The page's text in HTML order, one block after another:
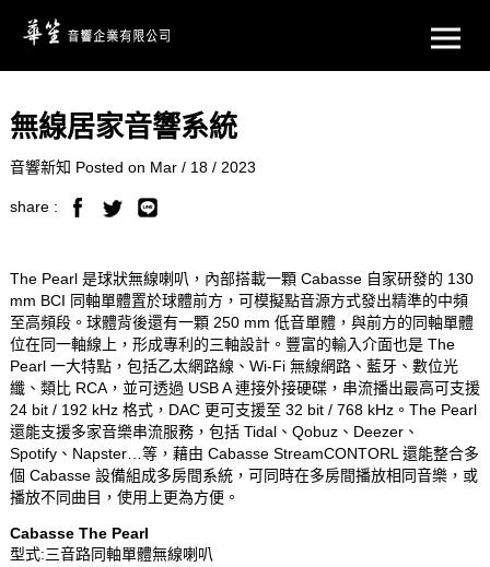
無線居家音響系統
音響新知 Posted on Mar / 18 / 2023
share :
The Pearl 是球狀無線喇叭，內部搭載一顆 Cabasse 自家研發的 130
mm BCI 同軸單體置於球體前方，可模擬點音源方式發出精準的中頻
至高頻段。球體背後還有一顆 250 mm 低音單體，與前方的同軸單體
位在同一軸線上，形成專利的三軸設計。豐富的輸入介面也是 The
Pearl 一大特點，包括乙太網路線、Wi-Fi 無線網路、藍牙、數位光
纖、類比 RCA，並可透過 USB A 連接外接硬碟，串流播出最高可支援
24 bit / 192 kHz 格式，DAC 更可支援至 32 bit / 768 kHz。The Pearl
還能支援多家音樂串流服務，包括 Tidal、Qobuz、Deezer、
Spotify、Napster…等，藉由 Cabasse StreamCONTORL 還能整合多
個 Cabasse 設備組成多房間系統，可同時在多房間播放相同音樂，或
播放不同曲目，使用上更為方便。
Cabasse The Pearl
型式:三音路同軸單體無線喇叭